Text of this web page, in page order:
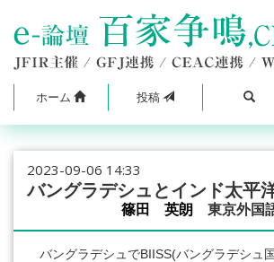
ホーム 投稿
2023-09-06 14:33
バングラデシュとインド太平
篠田 英朗 東京外国
バングラデシュでBIISS(バングラデシュ